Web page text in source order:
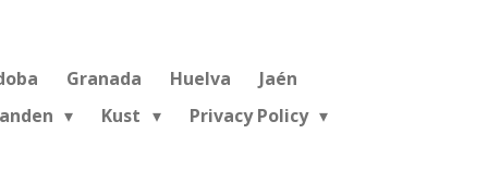
Granada Huelva
Jaén
Kust Privacy Policy